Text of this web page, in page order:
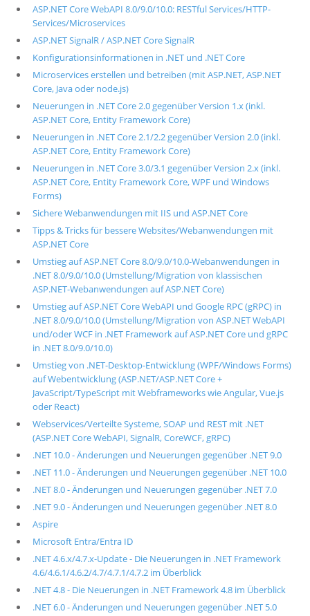
ASP.NET Core WebAPI 8.0/9.0/10.0: RESTful Services/HTTP-
Services/Microservices
ASP.NET SignalR / ASP.NET Core SignalR
Konfigurationsinformationen in .NET und .NET Core
Microservices erstellen und betreiben (mit ASP.NET, ASP.NET
Core, Java oder node.js)
Neuerungen in .NET Core 2.0 gegenüber Version 1.x (inkl.
ASP.NET Core, Entity Framework Core)
Neuerungen in .NET Core 2.1/2.2 gegenüber Version 2.0 (inkl.
ASP.NET Core, Entity Framework Core)
Neuerungen in .NET Core 3.0/3.1 gegenüber Version 2.x (inkl.
ASP.NET Core, Entity Framework Core, WPF und Windows
Forms)
Sichere Webanwendungen mit IIS und ASP.NET Core
Tipps & Tricks für bessere Websites/Webanwendungen mit
ASP.NET Core
Umstieg auf ASP.NET Core 8.0/9.0/10.0-Webanwendungen in
.NET 8.0/9.0/10.0 (Umstellung/Migration von klassischen
ASP.NET-Webanwendungen auf ASP.NET Core)
Umstieg auf ASP.NET Core WebAPI und Google RPC (gRPC) in
.NET 8.0/9.0/10.0 (Umstellung/Migration von ASP.NET WebAPI
und/oder WCF in .NET Framework auf ASP.NET Core und gRPC
in .NET 8.0/9.0/10.0)
Umstieg von .NET-Desktop-Entwicklung (WPF/Windows Forms)
auf Webentwicklung (ASP.NET/ASP.NET Core +
JavaScript/TypeScript mit Webframeworks wie Angular, Vue.js
oder React)
Webservices/Verteilte Systeme, SOAP und REST mit .NET
(ASP.NET Core WebAPI, SignalR, CoreWCF, gRPC)
.NET 10.0 - Änderungen und Neuerungen gegenüber .NET 9.0
.NET 11.0 - Änderungen und Neuerungen gegenüber .NET 10.0
.NET 8.0 - Änderungen und Neuerungen gegenüber .NET 7.0
.NET 9.0 - Änderungen und Neuerungen gegenüber .NET 8.0
Aspire
Microsoft Entra/Entra ID
.NET 4.6.x/4.7.x-Update - Die Neuerungen in .NET Framework
4.6/4.6.1/4.6.2/4.7/4.7.1/4.7.2 im Überblick
.NET 4.8 - Die Neuerungen in .NET Framework 4.8 im Überblick
.NET 6.0 - Änderungen und Neuerungen gegenüber .NET 5.0